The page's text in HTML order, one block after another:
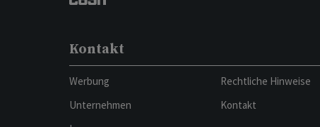
Kontakt
Werbung
Unternehmen
Rechtliche Hinweise
Kontakt